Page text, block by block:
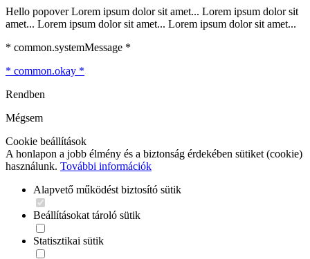
Hello popover Lorem ipsum dolor sit amet... Lorem ipsum dolor sit
amet... Lorem ipsum dolor sit amet... Lorem ipsum dolor sit amet...
* common.systemMessage *
* common.okay *
Rendben
Mégsem
Cookie beállítások
A honlapon a jobb élmény és a biztonság érdekében sütiket (cookie)
használunk. További információk
Alapvető működést biztosító sütik
Beállításokat tároló sütik
Statisztikai sütik